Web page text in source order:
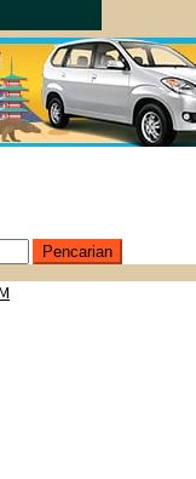
Pencarian